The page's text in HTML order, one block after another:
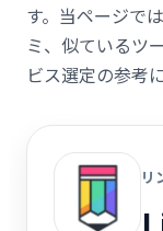
す。当ページで
ミ、似ているツ
ビス選定の参考
リ